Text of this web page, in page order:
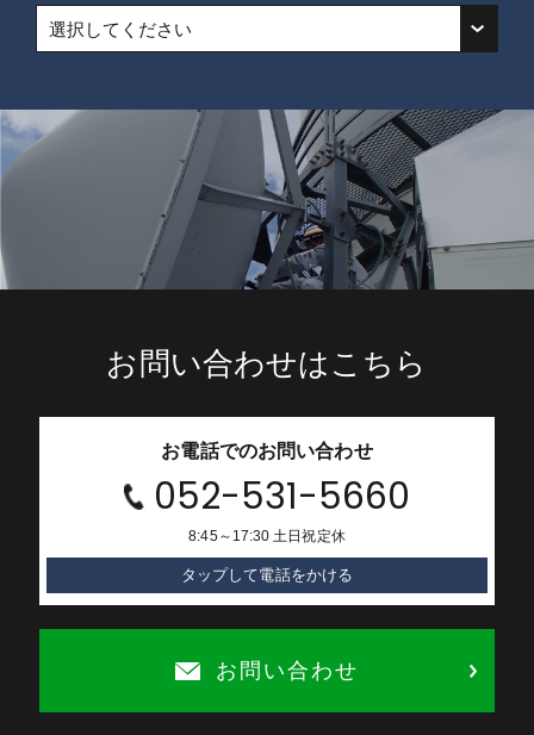
選択してください
お問い合わせはこちら
お電話でのお問い合わせ
052-531-5660
8:45～17:30 土日祝定休
タップして電話をかける
お問い合わせ